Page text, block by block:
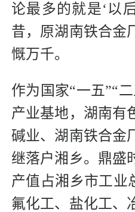
论最多的就是‘以
昔，原湖南铁合金
慨万千。
作为国家“一五”“
产业基地，湖南有
碱业、湖南铁合金
继落户湘乡。鼎盛
产值占湘乡市工业
氟化工、盐化工、